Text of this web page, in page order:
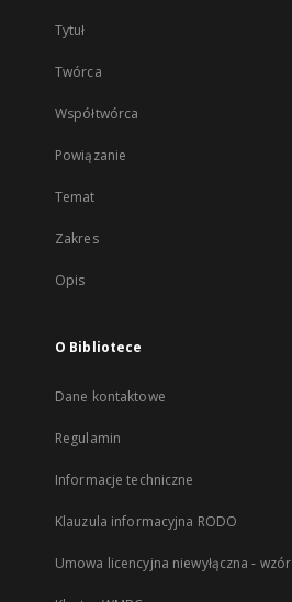
Tytuł
Twórca
Współtwórca
Powiązanie
Temat
Zakres
Opis
O Bibliotece
Dane kontaktowe
Regulamin
Informacje techniczne
Klauzula informacyjna RODO
Umowa licencyjna niewyłączna - wzór